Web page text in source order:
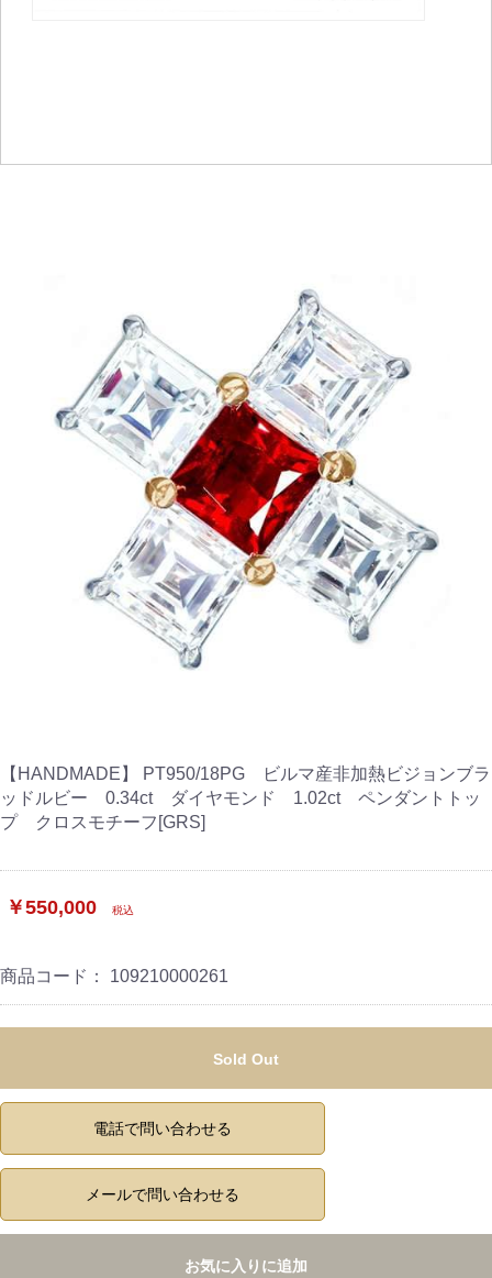
【HANDMADE】 PT950/18PG ビルマ産非加熱ビジョンブラ
ッドルビー 0.34ct ダイヤモンド 1.02ct ペンダントトッ
プ クロスモチーフ[GRS]
￥550,000 税込
商品コード： 109210000261
Sold Out
電話で問い合わせる
メールで問い合わせる
お気に入りに追加